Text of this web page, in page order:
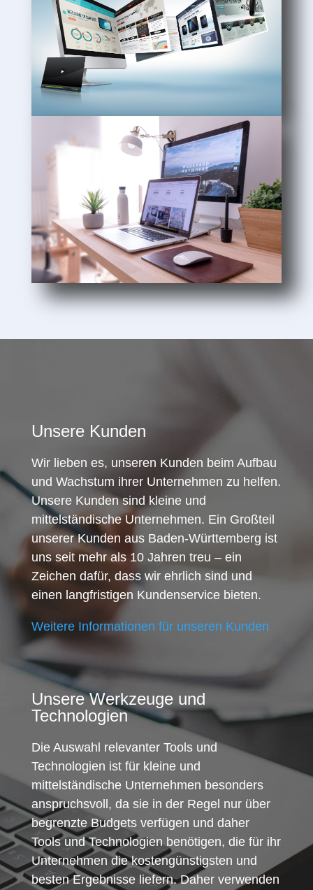
Unsere Kunden
Wir lieben es, unseren Kunden beim Aufbau
und Wachstum ihrer Unternehmen zu helfen.
Unsere Kunden sind kleine und
mittelständische Unternehmen. Ein Großteil
unserer Kunden aus Baden-Württemberg ist
uns seit mehr als 10 Jahren treu – ein
Zeichen dafür, dass wir ehrlich sind und
einen langfristigen Kundenservice bieten.
Weitere Informationen für unseren Kunden
Unsere Werkzeuge und
Technologien
Die Auswahl relevanter Tools und
Technologien ist für kleine und
mittelständische Unternehmen besonders
anspruchsvoll, da sie in der Regel nur über
begrenzte Budgets verfügen und daher
Tools und Technologien benötigen, die für ihr
Unternehmen die kostengünstigsten und
besten Ergebnisse liefern. Daher verwenden